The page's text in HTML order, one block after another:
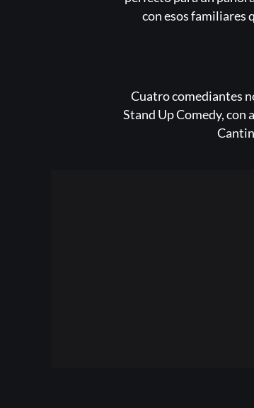
con esos familiares
Cuatro comediantes
Stand Up Comedy,